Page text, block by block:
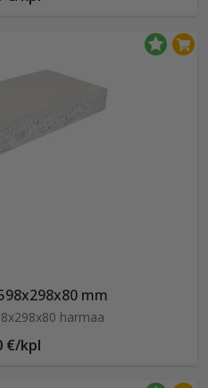
mm
harmaa
€/kpl